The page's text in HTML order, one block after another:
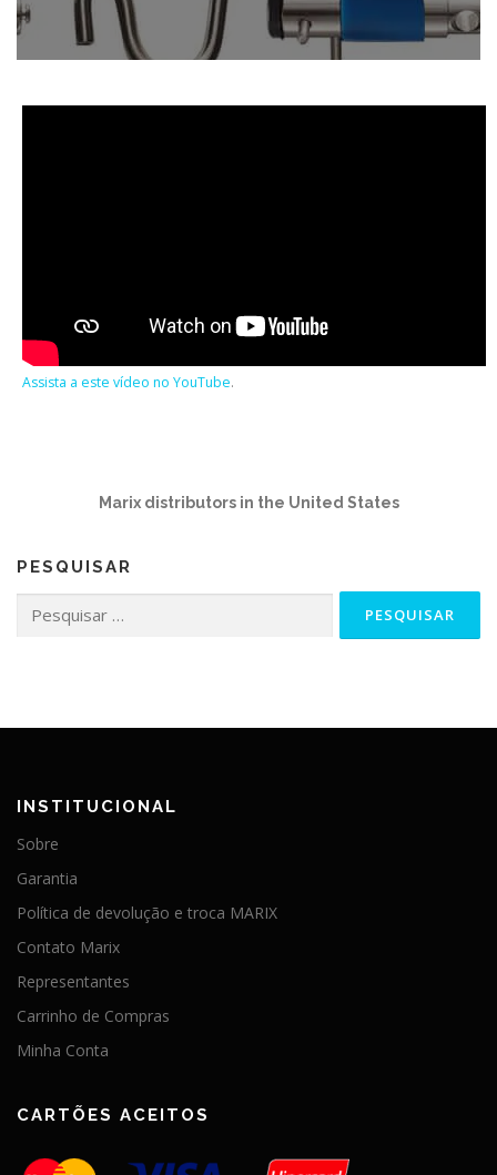
Assista a este vídeo no YouTube.
Marix distributors in the United States
PESQUISAR
por:
INSTITUCIONAL
Sobre
Garantia
Política de devolução e troca MARIX
Contato Marix
Representantes
Carrinho de Compras
Minha Conta
CARTÕES ACEITOS